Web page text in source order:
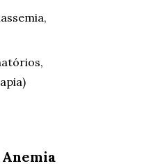
Anemia